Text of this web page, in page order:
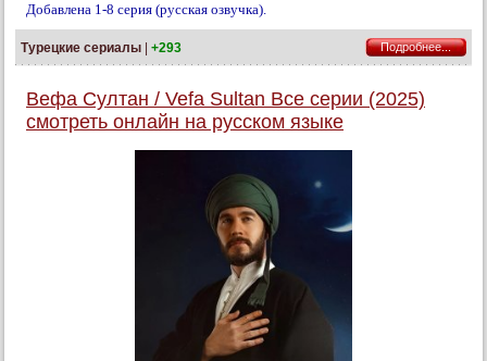
Добавлена 1-8 серия (русская озвучка).
Турецкие сериалы +293 Подробнее...
Вефа Султан / Vefa Sultan Все серии (2025)
смотреть онлайн на русском языке